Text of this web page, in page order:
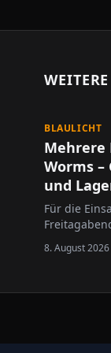
BLAULICHT
Mehrere
Worms
und
Für die
8. August 2026